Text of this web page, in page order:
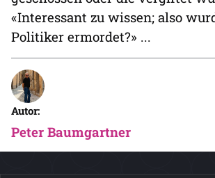
«Interessant zu wissen; also
Politiker ermordet?» ...
Autor:
Peter Baumgartner